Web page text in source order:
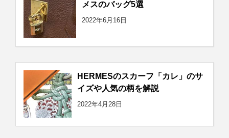
メスのバッグ5選
2022年6月16日
HERMESのスカーフ「カレ」のサ
イズや人気の柄を解説
2022年4月28日